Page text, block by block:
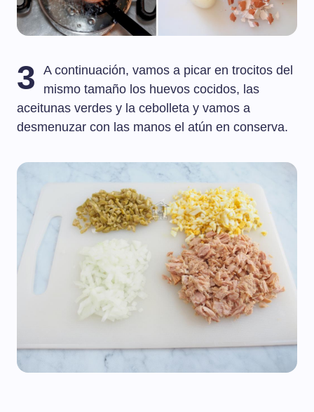
3
A continuación, vamos a picar en trocitos del
mismo tamaño los huevos cocidos, las
aceitunas verdes y la cebolleta y vamos a
desmenuzar con las manos el atún en conserva.